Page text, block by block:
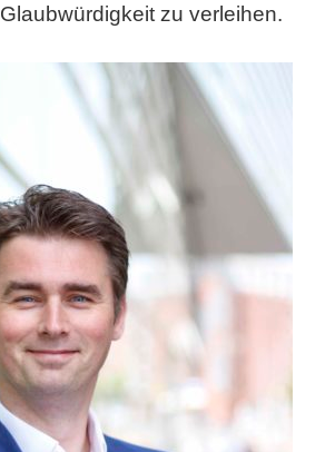
Glaubwürdigkeit zu verleihen.